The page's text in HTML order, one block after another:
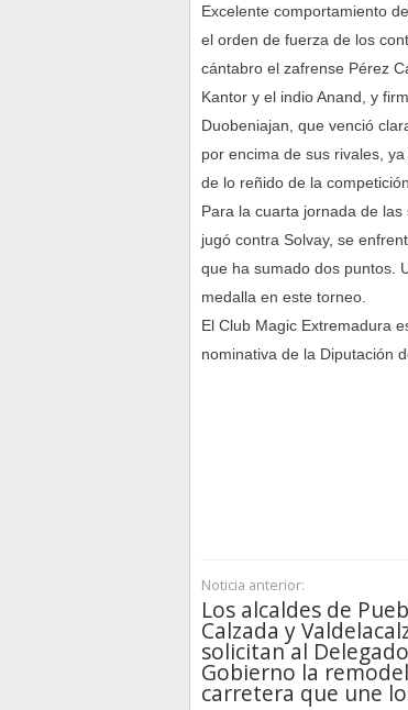
Excelente comportamiento
el orden de fuerza de los
cántabro el zafrense Pérez
Kantor y el indio Anand, y
Duobeniajan, que venció
por encima de sus rivales,
de lo reñido de la
Para la cuarta jornada de
jugó contra Solvay, se
que ha sumado dos puntos.
medalla en este torneo.
El Club Magic Extremadura
nominativa de la Diputación
Noticia anterior:
Los alcaldes de
Calzada y
solicitan al
Gobierno la
carretera que une